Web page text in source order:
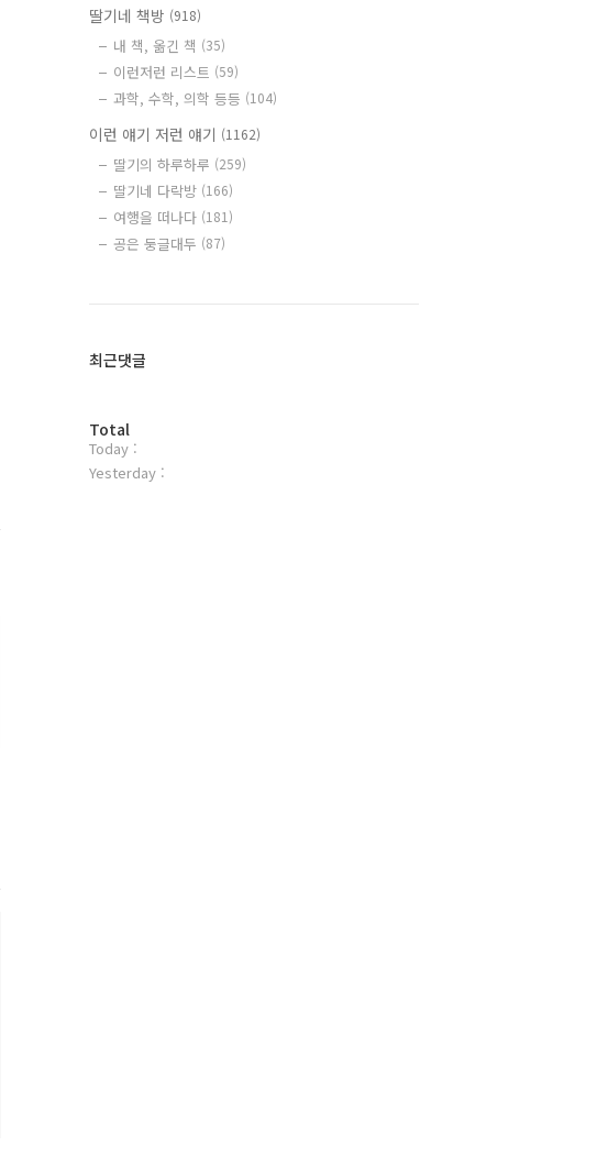
딸기네 책방 (918)
내 책, 옮긴 책 (35)
이런저런 리스트 (59)
과학, 수학, 의학 등등 (104)
이런 얘기 저런 얘기 (1162)
딸기의 하루하루 (259)
딸기네 다락방 (166)
여행을 떠나다 (181)
공은 둥글대두 (87)
최근댓글
방
문
자
Total
Today :
Yesterday :